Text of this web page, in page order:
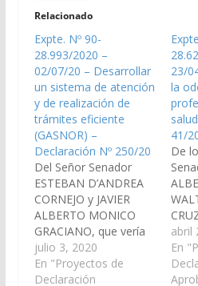
Relacionado
Expte. Nº 90-
28.993/2020 –
02/07/20 – Desarrollar
un sistema de atención
y de realización de
trámites eficiente
(GASNOR) –
Declaración Nº 250/20
Del Señor Senador
ESTEBAN D’ANDREA
CORNEJO y JAVIER
ALBERTO MONICO
GRACIANO, que vería
con agrado que el
Poder Ejecutivo
Provincial, gestione
julio 3, 2020
En "Proyectos de
Declaración
23/
la
41/
De
abril
En